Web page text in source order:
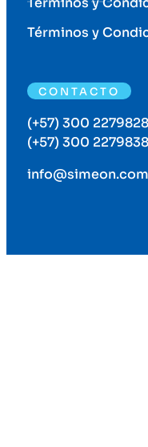
Términos y
CONTACTO
(+57) 300 2279828
(+57) 300 2279838